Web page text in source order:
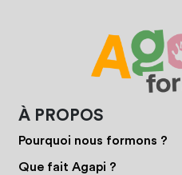
À PROPOS
Pourquoi nous formons ?
Que fait Agapi ?